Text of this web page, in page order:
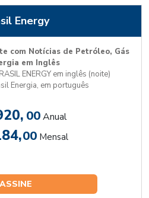
Energy
com Notícias de Petróleo, Gás
em Inglês
ENERGY em inglês (noite)
Energia, em português
00 Anual
00 Mensal
ASSINE